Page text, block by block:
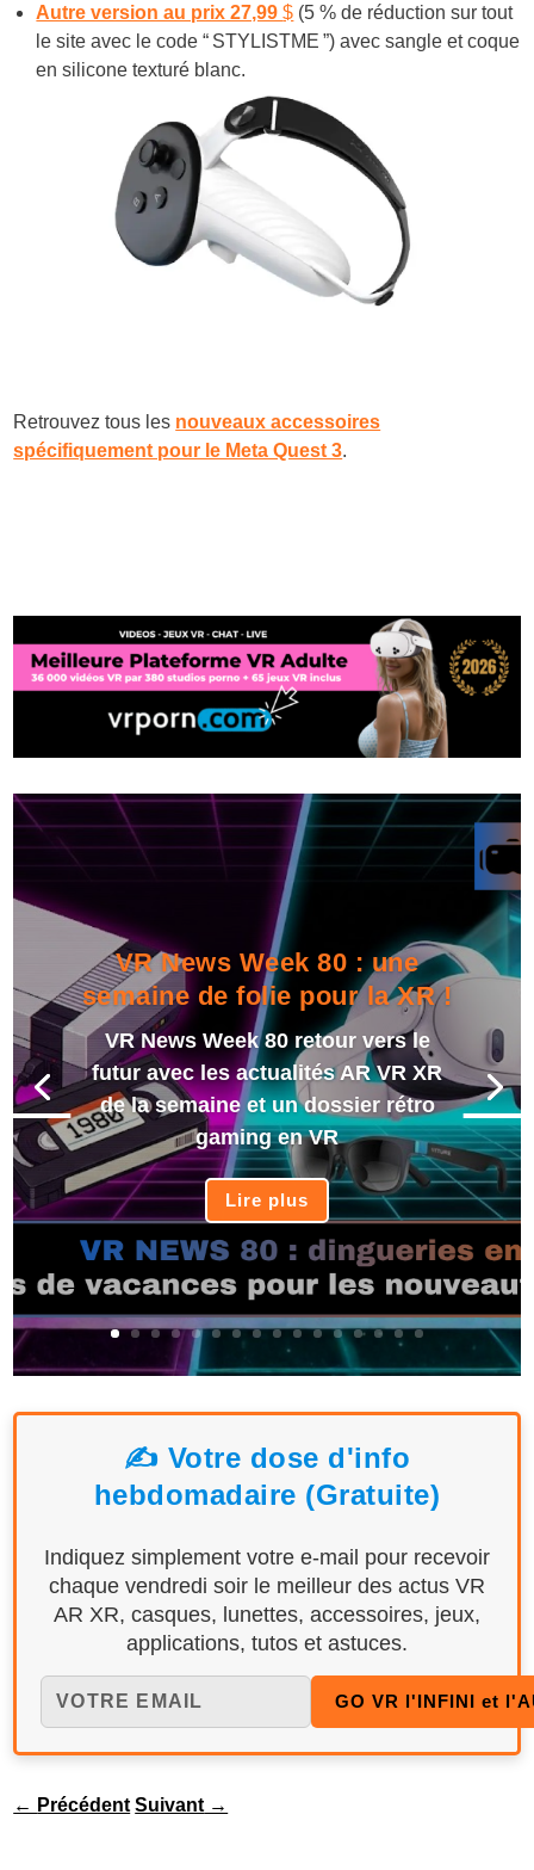
Autre version au prix 27,99$ (5 % de réduction sur tout
le site avec le code “ STYLISTME ”) avec sangle et coque
en silicone texturé blanc.
Retrouvez tous les nouveaux accessoires
spécifiquement pour le Meta Quest 3.
VR News Week 80 : une
semaine de folie pour la XR !
VR News Week 80 retour vers le
futur avec les actualités AR VR XR
de la semaine et un dossier rétro
gaming en VR
Lire plus
✍️ Votre dose d'info
hebdomadaire (Gratuite)
Indiquez simplement votre e-mail pour recevoir
chaque vendredi soir le meilleur des actus VR
AR XR, casques, lunettes, accessoires, jeux,
applications, tutos et astuces.
← Précédent Suivant →